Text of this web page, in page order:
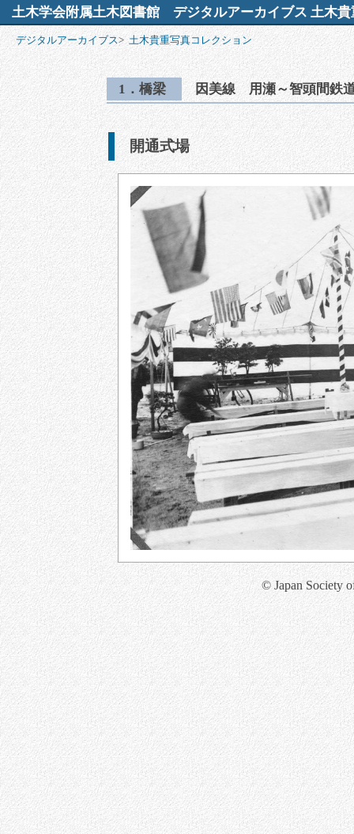
土木学会附属土木図書館 デジタルアーカイブス 土木貴
デジタルアーカイブス> 土木貴重写真コレクション
1．橋梁 因美線 用瀬～智頭間鉄
開通式場
© Japan Society